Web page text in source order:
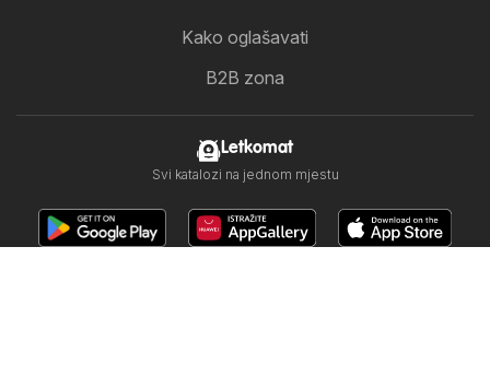
Kako oglašavati
B2B zona
Letkomat
Svi katalozi na jednom mjestu